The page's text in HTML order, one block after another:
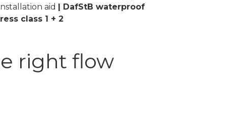
aid | DafStB waterproof
class 1 + 2
right flow